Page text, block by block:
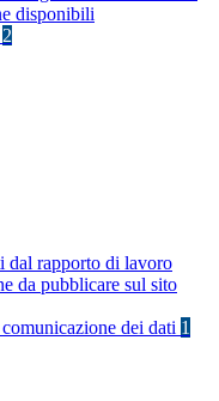
disponibili
2
dal rapporto di lavoro
da pubblicare sul sito
dei dati 1